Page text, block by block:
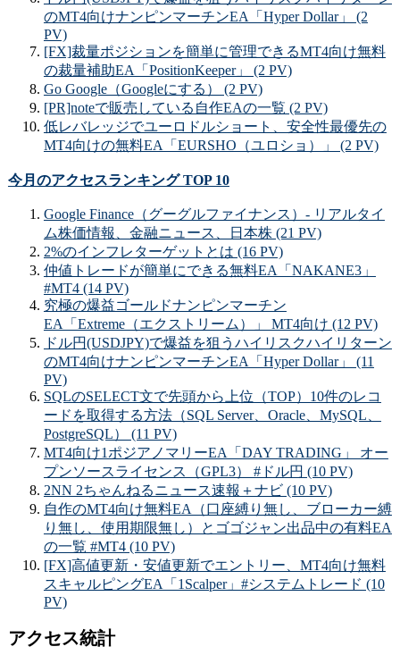
のMT4向けナンピンマーチンEA「Hyper Dollar」 (2
PV)
[FX]裁量ポジションを簡単に管理できるMT4向け無料
の裁量補助EA「PositionKeeper」 (2 PV)
Go Google（Googleにする） (2 PV)
[PR]noteで販売している自作EAの一覧 (2 PV)
低レバレッジでユーロドルショート、安全性最優先の
MT4向けの無料EA「EURSHO（ユロショ）」 (2 PV)
今月のアクセスランキング TOP 10
Google Finance（グーグルファイナンス）- リアルタイ
ム株価情報、金融ニュース、日本株 (21 PV)
2%のインフレターゲットとは (16 PV)
仲値トレードが簡単にできる無料EA「NAKANE3」
#MT4 (14 PV)
究極の爆益ゴールドナンピンマーチン
EA「Extreme（エクストリーム）」 MT4向け (12 PV)
ドル円(USDJPY)で爆益を狙うハイリスクハイリターン
のMT4向けナンピンマーチンEA「Hyper Dollar」 (11
PV)
SQLのSELECT文で先頭から上位（TOP）10件のレコ
ードを取得する方法（SQL Server、Oracle、MySQL、
PostgreSQL） (11 PV)
MT4向け1ポジアノマリーEA「DAY TRADING」 オー
プンソースライセンス（GPL3） #ドル円 (10 PV)
2NN 2ちゃんねるニュース速報＋ナビ (10 PV)
自作のMT4向け無料EA（口座縛り無し、ブローカー縛
り無し、使用期限無し）とゴゴジャン出品中の有料EA
の一覧 #MT4 (10 PV)
[FX]高値更新・安値更新でエントリー、MT4向け無料
スキャルピングEA「1Scalper」#システムトレード (10
PV)
アクセス統計